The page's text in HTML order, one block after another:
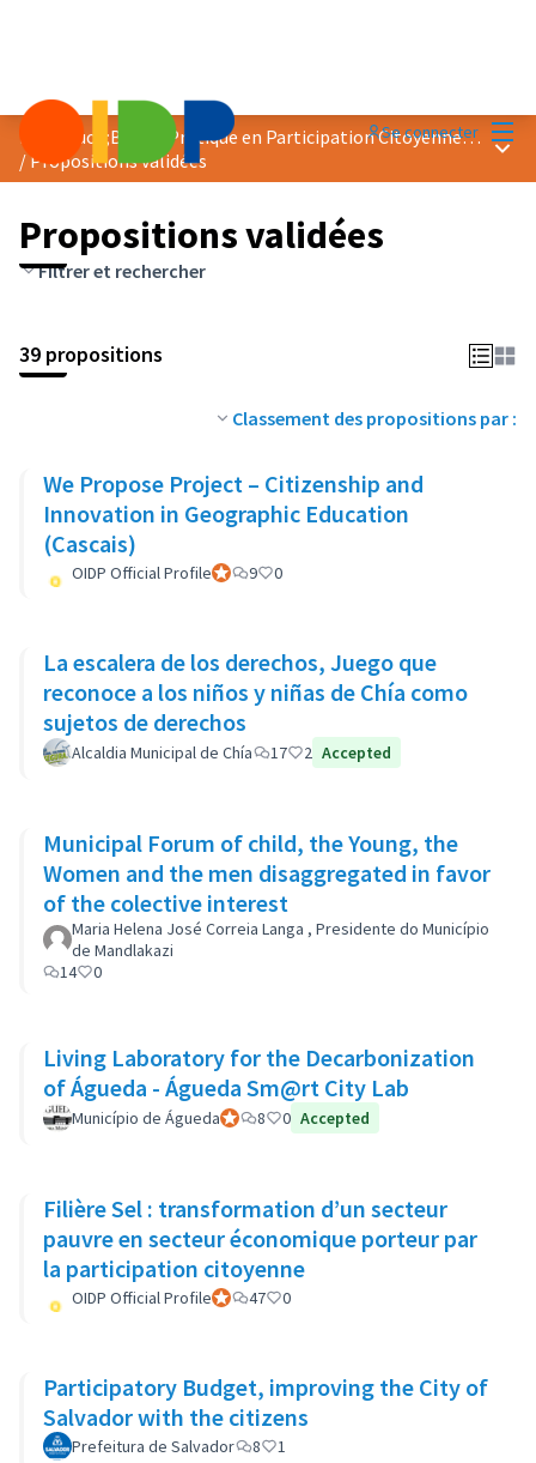
Se connecter
Prix &quot;Bonne Pratique en Participation Citoyenne&quot; 2020
/Propositions validées
Propositions validées
Filtrer et rechercher
39 propositions
Classement des propositions par :
We Propose Project – Citizenship and
Innovation in Geographic Education
(Cascais)
OIDP Official ProfileParticipant officiel
9 0
La escalera de los derechos, Juego que
reconoce a los niños y niñas de Chía como
sujetos de derechos
Alcaldia Municipal de Chía 17 2 Accepted
Municipal Forum of child, the Young, the
Women and the men disaggregated in favor
of the colective interest
Maria Helena José Correia Langa , Presidente do Município
de Mandlakazi
14
0
Living Laboratory for the Decarbonization
of Águeda - Águeda Sm@rt City Lab
Município de ÁguedaParticipant officiel
8 0 Accepted
Filière Sel : transformation d’un secteur
pauvre en secteur économique porteur par
la participation citoyenne
OIDP Official ProfileParticipant officiel
47 0
Participatory Budget, improving the City of
Salvador with the citizens
Prefeitura de Salvador 8 1